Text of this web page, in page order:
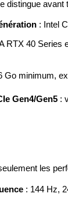
distingue avant
: Intel
RTX 40 Series
Go minimum,
Gen4/Gen5 :
les
: 144 Hz,